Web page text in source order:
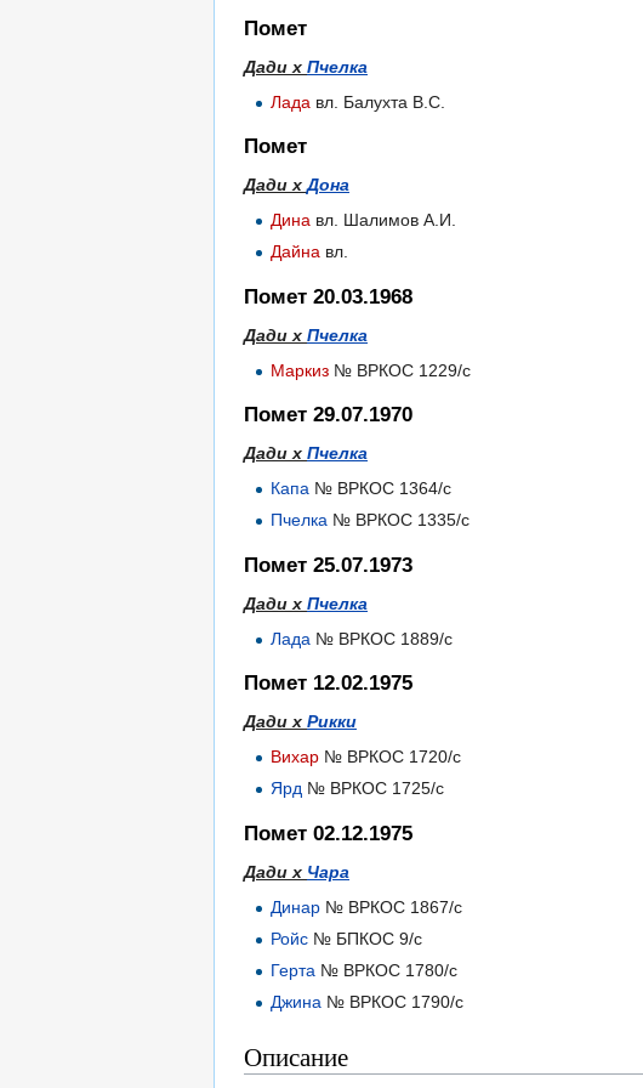
Помет
Дади х Пчелка
Лада вл. Балухта В.С.
Помет
Дади хДона
Дина вл. Шалимов А.И.
Дайна вл.
Помет 20.03.1968
Дади х Пчелка
Маркиз № ВРКОС 1229/с
Помет 29.07.1970
Дади х Пчелка
Капа № ВРКОС 1364/с
Пчелка № ВРКОС 1335/с
Помет 25.07.1973
Дади х Пчелка
Лада № ВРКОС 1889/с
Помет 12.02.1975
Дади х Рикки
Вихар № ВРКОС 1720/с
Ярд № ВРКОС 1725/с
Помет 02.12.1975
Дади х Чара
Динар № ВРКОС 1867/с
Ройс № БПКОС 9/с
Герта № ВРКОС 1780/с
Джина № ВРКОС 1790/с
Описание